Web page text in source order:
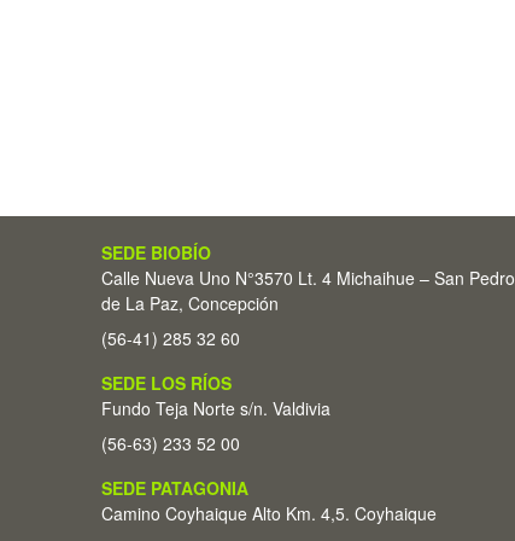
SEDE BIOBÍO
Calle Nueva Uno N°3570 Lt. 4 Michaihue – San Pedro
de La Paz, Concepción
(56-41) 285 32 60
SEDE LOS RÍOS
Fundo Teja Norte s/n. Valdivia
(56-63) 233 52 00
SEDE PATAGONIA
Camino Coyhaique Alto Km. 4,5. Coyhaique